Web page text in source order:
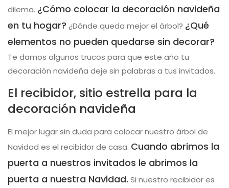
dilema. ¿Cómo colocar la decoración navideña
en tu hogar? ¿Dónde queda mejor el árbol? ¿Qué
elementos no pueden quedarse sin decorar?
Te damos algunos trucos para que este año tu
decoración navideña deje sin palabras a tus invitados.
El recibidor, sitio estrella para la
decoración navideña
El mejor lugar sin duda para colocar nuestro árbol de
Navidad es el recibidor de casa. Cuando abrimos la
puerta a nuestros invitados le abrimos la
puerta a nuestra Navidad. Si nuestro recibidor es